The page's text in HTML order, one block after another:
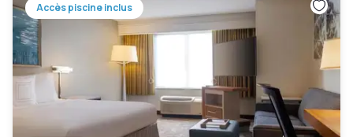
Accès piscine inclus